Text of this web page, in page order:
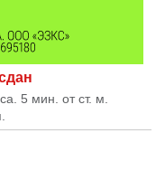
5 мин. от ст. м.